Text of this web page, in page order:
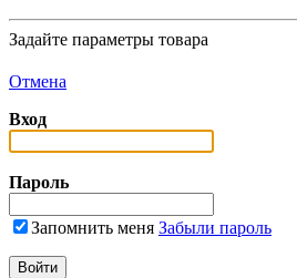
Задайте параметры товара
Отмена
Вход
Пароль
Запомнить меня Забыли пароль